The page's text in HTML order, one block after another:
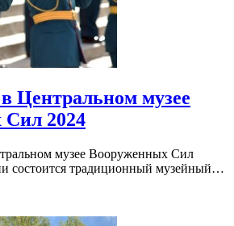
Центральном музее
2024
музее Вооруженных Сил
состоится традиционный музейный…